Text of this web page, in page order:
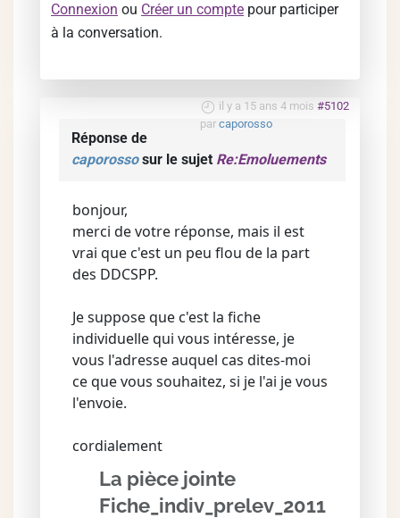
Connexion ou Créer un compte pour participer
à la conversation.
il y a 15 ans 4 mois #5102
par caporosso
Réponse de
caporossosur le sujet Re:Emoluements
bonjour,
merci de votre réponse, mais il est
vrai que c'est un peu flou de la part
des DDCSPP.
Je suppose que c'est la fiche
individuelle qui vous intéresse, je
vous l'adresse auquel cas dites-moi
ce que vous souhaitez, si je l'ai je vous
l'envoie.
cordialement
La pièce jointe
Fiche_indiv_prelev_2011